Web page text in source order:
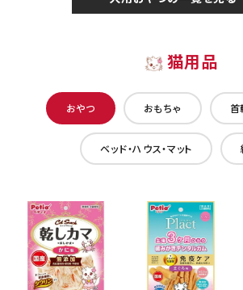
猫用品
おやつ おもちゃ 首
ベッド・ハウス・マット